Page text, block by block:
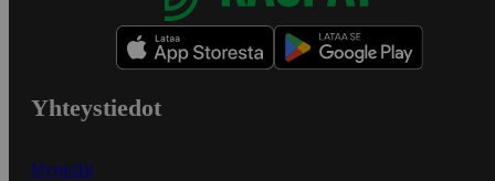
Yhteystiedot
Myymälät